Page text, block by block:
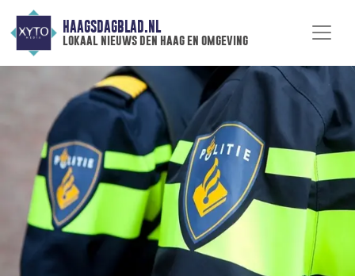
HAAGSDAGBLAD.NL
lokaal nieuws den haag en omgeving